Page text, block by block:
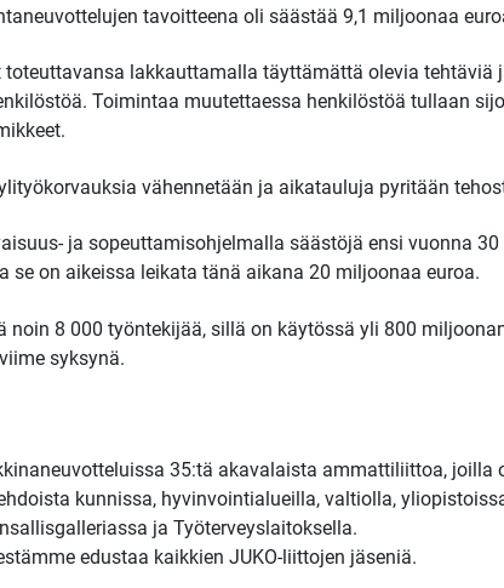
tavoitteena oli säästää 9,1 miljoonaa
lakkauttamalla täyttämättä olevia tehtäviä
Toimintaa muutettaessa henkilöstöä tullaan
vähennetään ja aikatauluja pyritään
ja sopeuttamisohjelmalla säästöjä ensi vuonna
se on aikeissa leikata tänä aikana 20 miljoonaa euroa.
8 000 työntekijää, sillä on käytössä yli 800
syksynä.
35:tä akavalaista ammattiliittoa, joilla
kunnissa, hyvinvointialueilla, valtiolla,
ja Työterveyslaitoksella.
edustaa kaikkien JUKO-liittojen jäseniä.